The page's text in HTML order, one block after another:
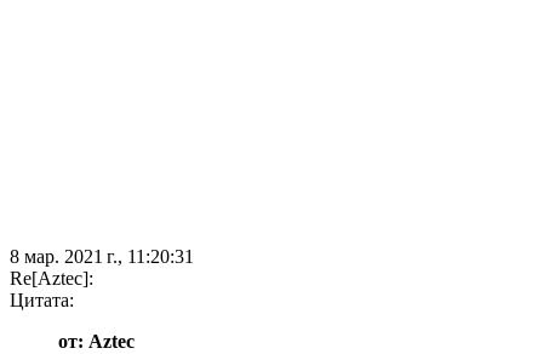
8 мар. 2021 г., 11:20:31
Re[Aztec]:
Цитата:
от: Aztec